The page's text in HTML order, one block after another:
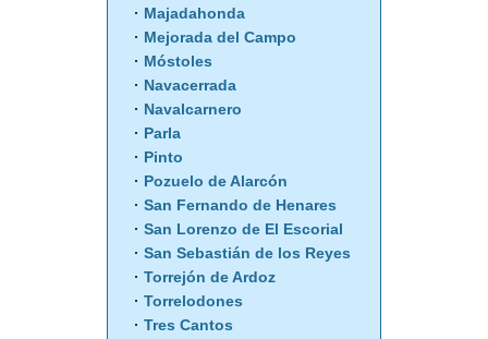
Majadahonda
Mejorada del Campo
Móstoles
Navacerrada
Navalcarnero
Parla
Pinto
Pozuelo de Alarcón
San Fernando de Henares
San Lorenzo de El Escorial
San Sebastián de los Reyes
Torrejón de Ardoz
Torrelodones
Tres Cantos